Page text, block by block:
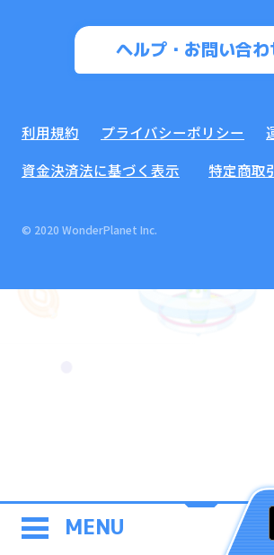
MENU
ヘルプ・お問い合わ
利用規約 プライバシーポリシー
資金決済法に基づく表示
特定商取
© 2020 WonderPlanet Inc.